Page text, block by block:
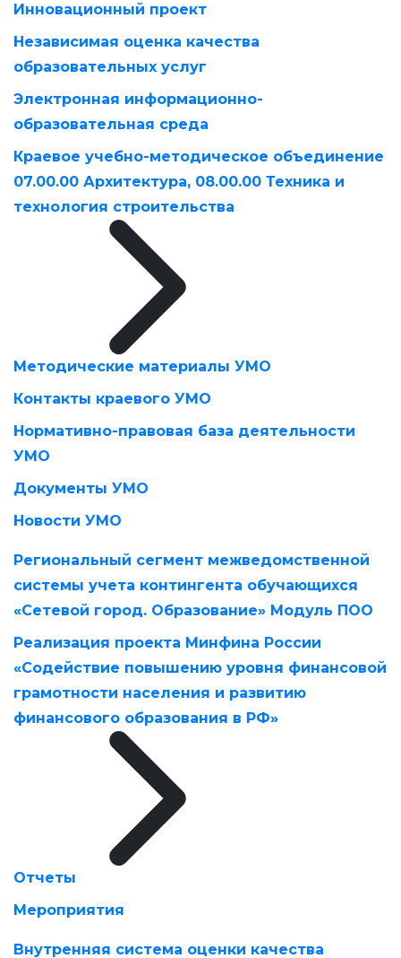
Инновационный проект
Независимая оценка качества
образовательных услуг
Электронная информационно-
образовательная среда
Краевое учебно-методическое объединение
07.00.00 Архитектура, 08.00.00 Техника и
технология строительства
Методические материалы УМО
Контакты краевого УМО
Нормативно-правовая база деятельности
УМО
Документы УМО
Новости УМО
Региональный сегмент межведомственной
системы учета контингента обучающихся
«Сетевой город. Образование» Модуль ПОО
Реализация проекта Минфина России
«Содействие повышению уровня финансовой
грамотности населения и развитию
финансового образования в РФ»
Отчеты
Мероприятия
Внутренняя система оценки качества